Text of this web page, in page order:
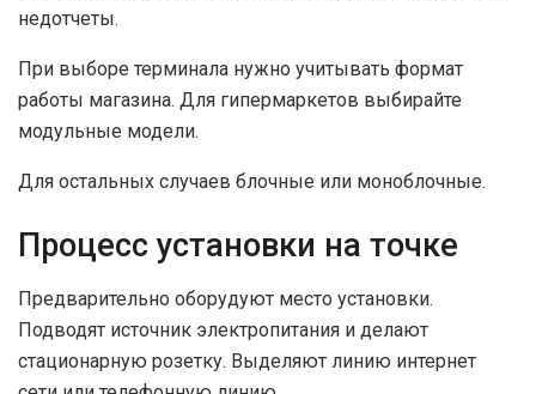
недотчеты.
При выборе терминала нужно учитывать формат
работы магазина. Для гипермаркетов выбирайте
модульные модели.
Для остальных случаев блочные или моноблочные.
Процесс установки на точке
Предварительно оборудуют место установки.
Подводят источник электропитания и делают
стационарную розетку. Выделяют линию интернет